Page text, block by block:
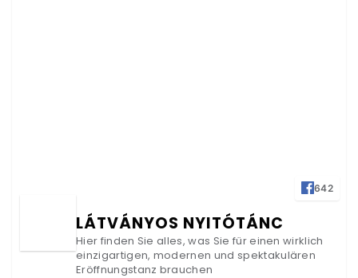
642
LÁTVÁNYOS NYITÓTÁNC
Hier finden Sie alles, was Sie für einen wirklich
einzigartigen, modernen und spektakulären
Eröffnungstanz brauchen